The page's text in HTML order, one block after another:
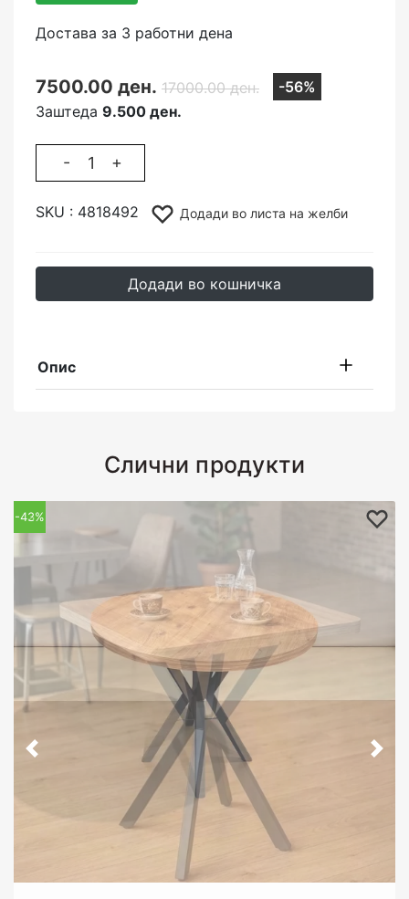
Достава за 3 работни дена
7500.00 ден. 17000.00 ден.
-56%
Заштеда 9.500 ден.
- +
SKU : 4818492 Додади во листа на желби
Додади во кошничка
Опис
Слични продукти
-43%
-42%